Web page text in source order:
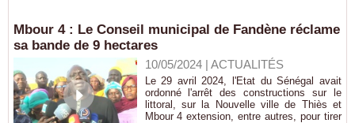
Mbour 4 : Le Conseil municipal de Fandène réclame
sa bande de 9 hectares
10/05/2024| ACTUALITÉS
Le 29 avril 2024, l'Etat du Sénégal avait
ordonné l'arrêt des constructions sur le
littoral, sur la Nouvelle ville de Thiès et
Mbour 4 extension, entre autres, pour tirer